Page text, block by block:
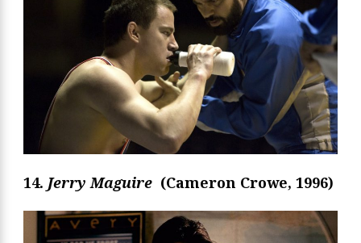
14. Jerry Maguire (Cameron Crowe, 1996)